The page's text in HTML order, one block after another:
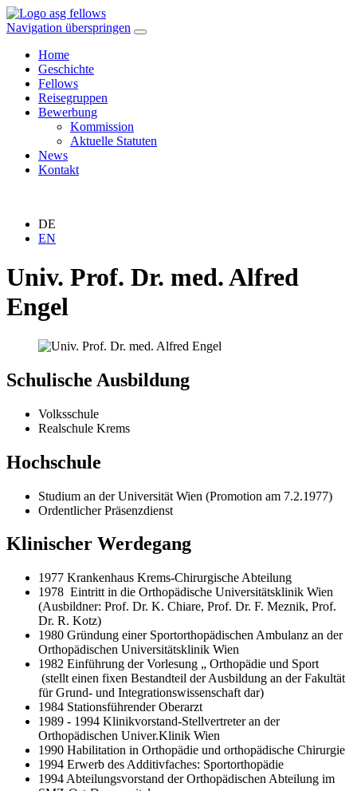
Navigation überspringen
Home
Geschichte
Fellows
Reisegruppen
Bewerbung
Kommission
Aktuelle Statuten
News
Kontakt
DE
EN
Univ. Prof. Dr. med. Alfred
Engel
Schulische Ausbildung
Volksschule
Realschule Krems
Hochschule
Studium an der Universität Wien (Promotion am 7.2.1977)
Ordentlicher Präsenzdienst
Klinischer Werdegang
1977 Krankenhaus Krems-Chirurgische Abteilung
1978 Eintritt in die Orthopädische Universitätsklinik Wien
(Ausbildner: Prof. Dr. K. Chiare, Prof. Dr. F. Meznik, Prof.
Dr. R. Kotz)
1980 Gründung einer Sportorthopädischen Ambulanz an der
Orthopädischen Universitätsklinik Wien
1982 Einführung der Vorlesung „ Orthopädie und Sport
(stellt einen fixen Bestandteil der Ausbildung an der Fakultät
für Grund- und Integrationswissenschaft dar)
1984 Stationsführender Oberarzt
1989 - 1994 Klinikvorstand-Stellvertreter an der
Orthopädischen Univer.Klinik Wien
1990 Habilitation in Orthopädie und orthopädische Chirurgie
1994 Erwerb des Additivfaches: Sportorthopädie
1994 Abteilungsvorstand der Orthopädischen Abteilung im